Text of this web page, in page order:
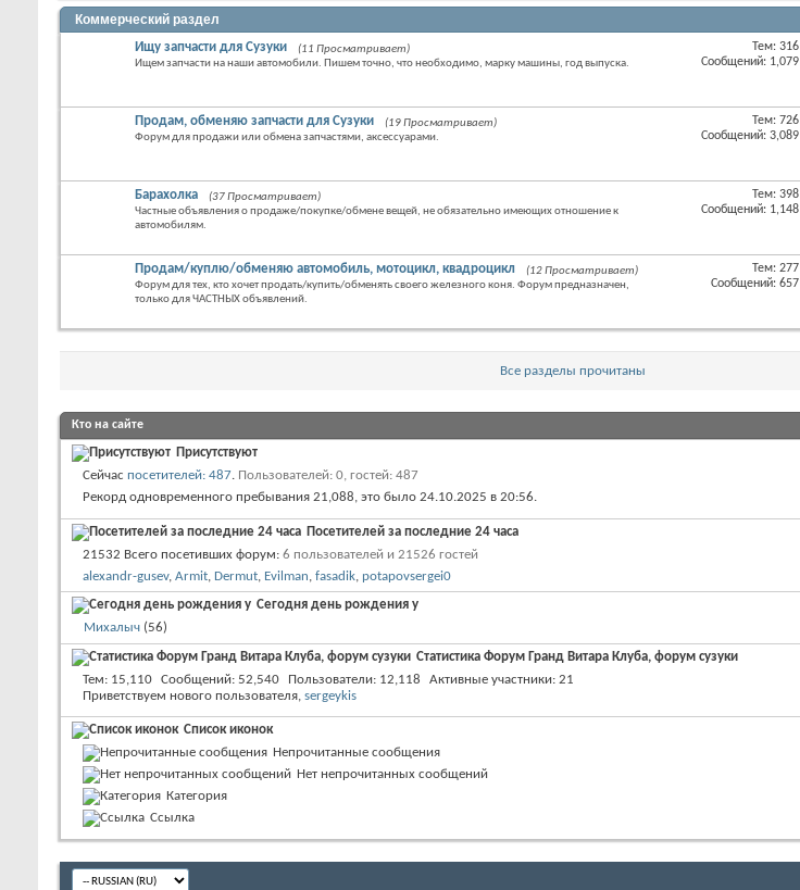
Коммерческий раздел
Ищу запчасти для Сузуки
(11 Просматривает)
Ищем запчасти на наши автомобили. Пишем точно, что необходимо, марку машины, год выпуска.
лента
Тем: 316
Сообщений: 1,079
Продам, обменяю запчасти для Сузуки
(19 Просматривает)
Форум для продажи или обмена запчастями, аксессуарами.
лента
Тем: 726
Сообщений: 3,089
Барахолка
(37 Просматривает)
Частные объявления о продаже/покупке/обмене вещей, не обязательно имеющих отношение к
автомобилям.
лента
Тем: 398
Сообщений: 1,148
Продам/куплю/обменяю автомобиль, мотоцикл, квадроцикл
(12 Просматривает)
Форум для тех, кто хочет продать/купить/обменять своего железного коня. Форум предназначен,
только для ЧАСТНЫХ объявлений.
лента
Тем: 277
Сообщений: 657
Все разделы прочитаны
Кто на сайте
Присутствуют
Сейчас посетителей: 487. Пользователей: 0, гостей: 487
Рекорд одновременного пребывания 21,088, это было 24.10.2025 в 20:56.
Посетителей за последние 24 часа
21532 Всего посетивших форум: 6 пользователей и 21526 гостей
alexandr-gusev, Armit Dermut Evilman fasadik potapovsergei0
Сегодня день рождения у
Михалыч ‎(56)
Статистика Форум Гранд Витара Клуба, форум сузуки
Тем
15,110 Сообщений 52,540 Пользователи 12,118 Активные участники 21
Приветствуем нового пользователя, sergeykis
Список иконок
Непрочитанные сообщения
Нет непрочитанных сообщений
Категория
Ссылка